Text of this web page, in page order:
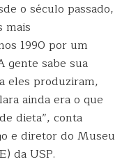
o século passado,
mais
1990 por um
gente sabe sua
eles produziram,
ainda era o que
dieta”, conta
e diretor do Museu
da USP.